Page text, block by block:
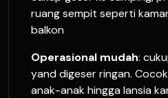
ruang sempit seperti
balkon
Operasional mudah:
yand digeser ringan.
anak-anak hingga lansia